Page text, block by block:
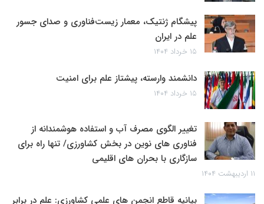
پیشگام ژنتیک، معمار زیست‌فناوری و صدای جسور
علم در ایران
۱۵ خرداد ۱۴۰۴
دانشمند وارسته، پیشتاز علم برای امنیت
۱۵ خرداد ۱۴۰۴
تغییر الگوی مصرف آب و استفاده هوشمندانه از
فناوری های نوین در بخش کشاورزی/ تنها راه برای
سازگاری با بحران های اقلیمی
۱۱ اردیبهشت ۱۴۰۴
بیانیه قاطع انجمن های علمی کشاورزی: علم در برابر